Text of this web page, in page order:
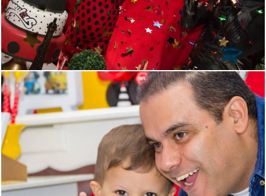
1086 0